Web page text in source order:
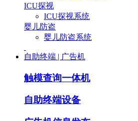
ICU探视
ICU探视系统
婴儿防盗
婴儿防盗系统
自助终端 | 广告机
触模查询一体机
自助终端设备